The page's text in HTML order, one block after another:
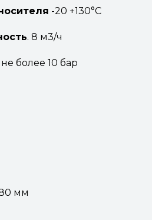
-20 +130°С
. 8 м3/ч
не более 10 бар
мм